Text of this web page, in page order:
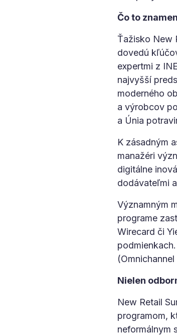
Čo to
Ťažisko New
dovedú
expertmi z
najvyšší
moderného
a výrobcov
a Únia
K zásadným
manažéri
digitálne
dodávateľmi
Významným
programe
Wirecard či
Nielen
New Retail
programom,
neformálnym